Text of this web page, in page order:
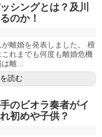
シングとは？及川
のか！
離婚を発表しました。 檀
れまでも何度も離婚危機
離...
読む
のビオラ奏者がイ
初めや子供？